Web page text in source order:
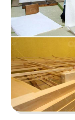
83
ĐÔNG NGUYÊN
Nhà hàng Cơm gà